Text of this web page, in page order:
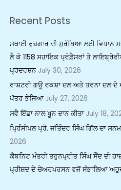
Recent Posts
ਸਥਾਈ ਰੁਜ਼ਗਾਰ ਦੀ ਸੁਰੱਖਿਆ ਲਈ ਵਿਧਾਨ
ਲੈ ਕੇ 1158 ਸਹਾਇਕ ਪ੍ਰੋਫ਼ੈਸਰਾਂ ਤੇ
ਪ੍ਰਦਰਸ਼ਨ July 30, 2026
ਰਾਸ਼ਟਰੀ ਗਊ ਰਕਸ਼ਾ ਦਲ ਅਤੇ ਤਰਨਾ ਦਲ
ਪੱਤਰ ਭੇਜਿਆ July 27, 2026
ਸਵੈ ਇੱਛਾ ਨਾਲ ਖੂਨ ਦਾਨ ਕੀਤਾ July 18,
ਪ੍ਰਿੰਸੀਪਲ ਪ੍ਰੋ. ਜਤਿੰਦਰ ਸਿੰਘ ਗਿੱਲ ਦਾ
2026
ਕੈਬਨਿਟ ਮੰਤਰੀ ਤਰੁਨਪ੍ਰੀਤ ਸਿੰਘ ਸੌਂਦ ਦੀ
ਪ੍ਰੀਸ਼ਦ ਦੇ ਚੇਅਰਪਰਸਨ ਵਜੋਂ ਸੰਭਾਲਿਆ